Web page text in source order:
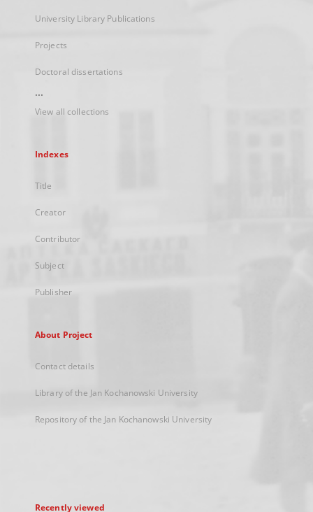
University Library Publications
Projects
Doctoral dissertations
...
View all collections
Indexes
Title
Creator
Contributor
Subject
Publisher
About Project
Contact details
Library of the Jan Kochanowski University
Repository of the Jan Kochanowski University
Recently viewed